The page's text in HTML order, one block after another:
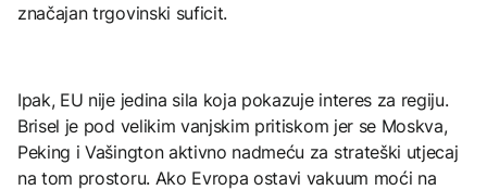
značajan trgovinski suficit.
Ipak, EU nije jedina sila koja pokazuje interes za regiju.
Brisel je pod velikim vanjskim pritiskom jer se Moskva,
Peking i Vašington aktivno nadmeću za strateški utjecaj
na tom prostoru. Ako Evropa ostavi vakuum moći na